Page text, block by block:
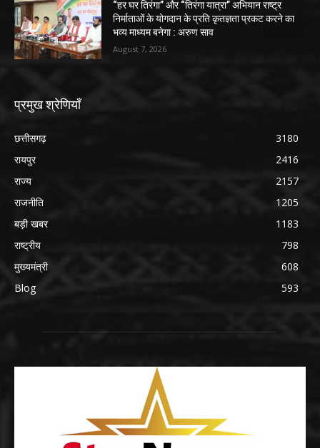
“हर घर तिरंगा” और “तिरंगा यात्रा” अभियान राष्ट्र
निर्माताओं के योगदान के प्रति कृतज्ञता प्रकट करने का
भव्य माध्यम बनेगा : अरुण साव
August 7, 2026
प्रमुख श्रेणियाँ
छत्तीसगढ़
3180
रायपुर
2416
राज्य
2157
राजनीति
1205
बड़ी खबर
1183
राष्ट्रीय
798
मुख्यमंत्री
608
Blog
593